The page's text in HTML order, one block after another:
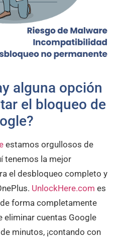
alguna opción
el bloqueo de
estamos orgullosos de
tenemos la mejor
el desbloqueo completo y
UnlockHere.com es
forma completamente
eliminar cuentas Google
minutos, ¡contando con